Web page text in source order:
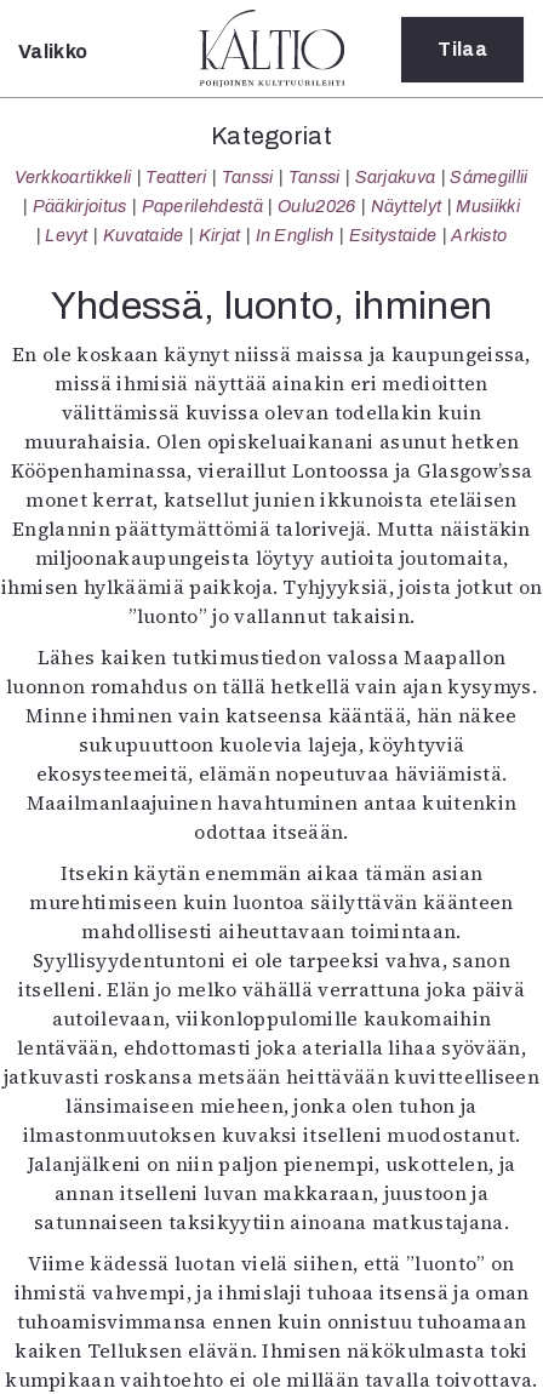
Sulje
Kategoriat
Verkkoartikkeli
Teatteri
Tanssi
Sarjakuva
Sámegillii
Pääkirjoitus
Paperilehdestä
Oulu2026
Näyttelyt
Musiikki
Levyt
Kuvataide
Kirjat
In English
Esitystaide
Lehdet
4/2026
2–3/2026
1/2026
6/2025
5/2025 saame
Lehtiarkisto
Info
Tilaus ja irtonumerot
Yhteistyössä
Toimitus
Mediatiedot
Kaltio ry
Valikko Tilaa
Kategoriat
Verkkoartikkeli Teatteri Tanssi Tanssi Sarjakuva
Sámegillii
Pääkirjoitus
Paperilehdestä Oulu2026 Näyttelyt
Musiikki
Levyt
Kuvataide Kirjat In English Esitystaide Arkisto
Yhdessä, luonto, ihminen
En ole koskaan käynyt niissä maissa ja kaupungeissa,
missä ihmisiä näyttää ainakin eri medioitten
välittämissä kuvissa olevan todellakin kuin
muurahaisia. Olen opiskeluaikanani asunut hetken
Kööpenhaminassa, vieraillut Lontoossa ja Glasgow’ssa
monet kerrat, katsellut junien ikkunoista eteläisen
Englannin päättymättömiä talorivejä. Mutta näistäkin
miljoonakaupungeista löytyy autioita joutomaita,
ihmisen hylkäämiä paikkoja. Tyhjyyksiä, joista jotkut on
”luonto” jo vallannut takaisin.
Lähes kaiken tutkimustiedon valossa Maapallon
luonnon romahdus on tällä hetkellä vain ajan kysymys.
Minne ihminen vain katseensa kääntää, hän näkee
sukupuuttoon kuolevia lajeja, köyhtyviä
ekosysteemeitä, elämän nopeutuvaa häviämistä.
Maailmanlaajuinen havahtuminen antaa kuitenkin
odottaa itseään.
Itsekin käytän enemmän aikaa tämän asian
murehtimiseen kuin luontoa säilyttävän käänteen
mahdollisesti aiheuttavaan toimintaan.
Syyllisyydentuntoni ei ole tarpeeksi vahva, sanon
itselleni. Elän jo melko vähällä verrattuna joka päivä
autoilevaan, viikonloppulomille kaukomaihin
lentävään, ehdottomasti joka aterialla lihaa syövään,
jatkuvasti roskansa metsään heittävään kuvitteelliseen
länsimaiseen mieheen, jonka olen tuhon ja
ilmastonmuutoksen kuvaksi itselleni muodostanut.
Jalanjälkeni on niin paljon pienempi, uskottelen, ja
annan itselleni luvan makkaraan, juustoon ja
satunnaiseen taksikyytiin ainoana matkustajana.
Viime kädessä luotan vielä siihen, että ”luonto” on
ihmistä vahvempi, ja ihmislaji tuhoaa itsensä ja oman
tuhoamisvimmansa ennen kuin onnistuu tuhoamaan
kaiken Telluksen elävän. Ihmisen näkökulmasta toki
kumpikaan vaihtoehto ei ole millään tavalla toivottava.